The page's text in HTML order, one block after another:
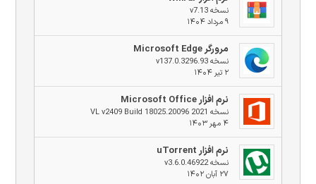
نسخه v7.13
۹ مرداد ۱۴۰۴
مرورگر Microsoft Edge
نسخه v137.0.3296.93
۲ تیر ۱۴۰۴
نرم افزار Microsoft Office
نسخه 2021 VL v2409 Build 18025.20096
۴ مهر ۱۴۰۳
نرم افزار uTorrent
نسخه v3.6.0.46922
۲۷ آبان ۱۴۰۲